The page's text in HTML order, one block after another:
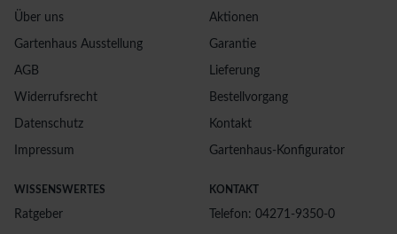
Über uns
Gartenhaus Ausstellung
AGB
Widerrufsrecht
Datenschutz
Impressum
Aktionen
Garantie
Lieferung
Bestellvorgang
Kontakt
Gartenhaus-Konfigurator
WISSENSWERTES
Ratgeber
KONTAKT
Telefon: 04271-9350-0